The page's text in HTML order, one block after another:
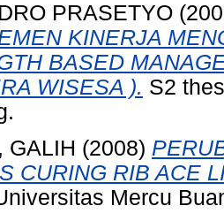
PRASETYO
KINERJA
BASED
WISESA ). S2
GALIH (2008)
CURING RIB ACE
Mercu